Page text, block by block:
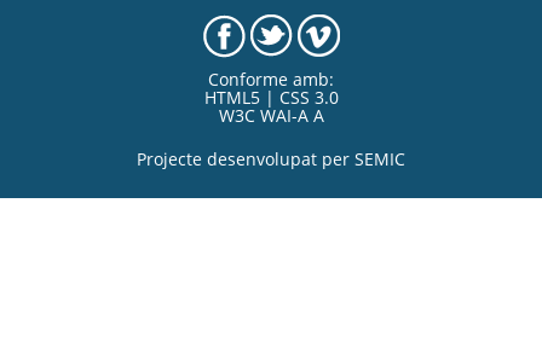
Conforme amb:
HTML5 | CSS 3.0
W3C WAI-A A
Projecte desenvolupat per SEMIC